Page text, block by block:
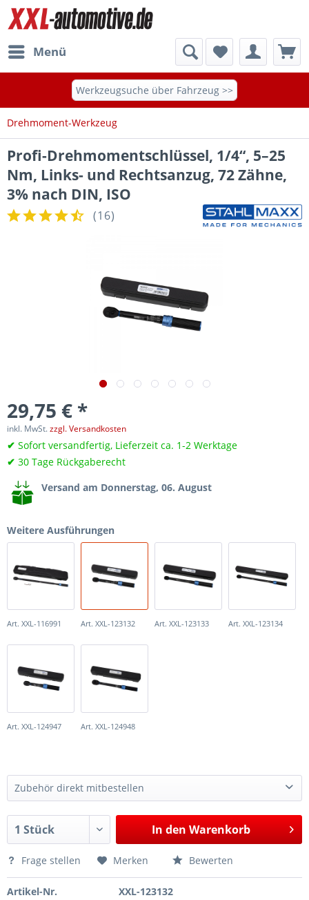
Menü
Werkzeugsuche über Fahrzeug >>
Drehmoment-Werkzeug
Profi-Drehmomentschlüssel, 1/4“, 5–25
Nm, Links- und Rechtsanzug, 72 Zähne,
3% nach DIN, ISO
(16)
29,75 € *
inkl. MwSt.zzgl. Versandkosten
✔ Sofort versandfertig, Lieferzeit ca. 1-2 Werktage
✔ 30 Tage Rückgaberecht
Versand am Donnerstag, 06. August
Weitere Ausführungen
Art. XXL-116991 Art. XXL-123132 Art. XXL-123133 Art. XXL-123134
Art. XXL-124947 Art. XXL-124948
Zubehör direkt mitbestellen
Injektor De- und Montagewerkzeug, Vollsatz, für Direkteinspritzer, BMW und Mini B38, B46, B48, B58 208,25 €*
In den Warenkorb
Frage stellen Merken Bewerten
Artikel-Nr.
XXL-123132